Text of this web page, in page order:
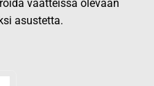
vaatteissa olevaan
asustetta.